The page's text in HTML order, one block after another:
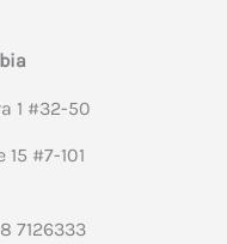
1 #32-50
15 #7-101
7126333